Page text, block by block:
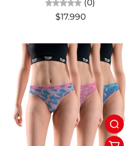
(0)
$17.990